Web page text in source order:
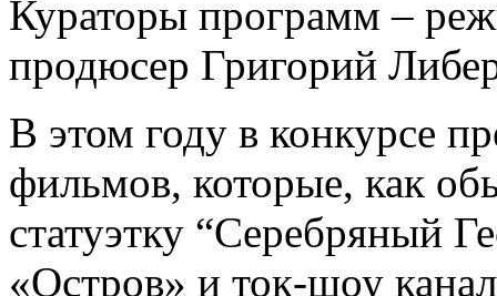
Кураторы программ –
продюсер Григорий
В этом году в конкурсе
фильмов, которые, как
статуэтку “Серебряный
«Остров» и ток-шоу